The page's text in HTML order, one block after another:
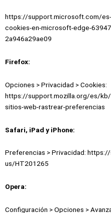
https://support.microsoft.com/
cookies-en-microsoft-edge-
2a946a29ae09
Firefox:
Opciones > Privacidad > Cookies:
https://support.mozilla.org/es/
sitios-web-rastrear-preferencias
Safari, iPad y iPhone:
Preferencias > Privacidad: https://
us/HT201265
Opera:
Configuración > Opciones >